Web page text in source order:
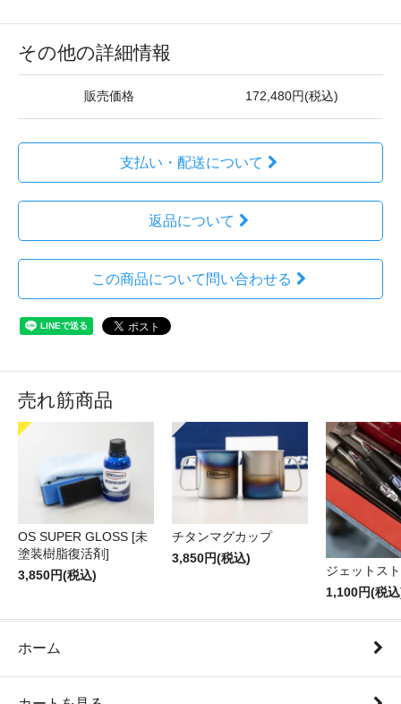
その他の詳細情報
販売価格 172,480円(税込)
支払い・配送について
返品について
この商品について問い合わせる
売れ筋商品
OS SUPER GLOSS [未
塗装樹脂復活剤]
3,850円(税込)
チタンマグカップ
3,850円(税込)
ジェットス
1,100円(税
ホーム